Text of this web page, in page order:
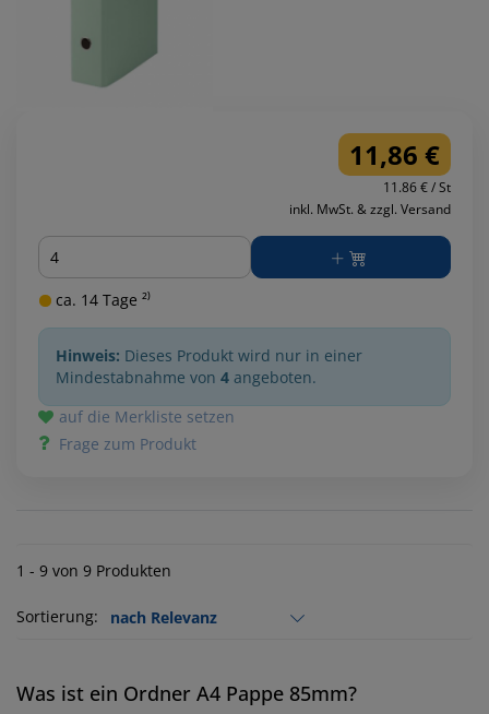
11,86 €
11.86 € / St
inkl. MwSt. & zzgl. Versand
Menge
ca. 14 Tage ²⁾
Hinweis: Dieses Produkt wird nur in einer
Mindestabnahme von 4 angeboten.
auf die Merkliste setzen
Frage zum Produkt
1 - 9 von 9 Produkten
Sortierung:
Was ist ein Ordner A4 Pappe 85mm?